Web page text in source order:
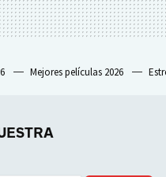
Mejores películas 2026